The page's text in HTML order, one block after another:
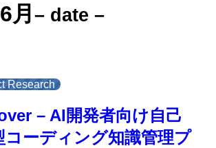
月– date –
Research
– AI開発者向け自己
コーディング知識管理プ